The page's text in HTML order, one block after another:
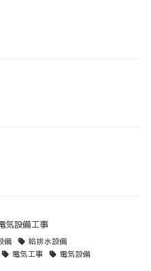
気設備工事
備
給排水設備
電気工事 電気設備